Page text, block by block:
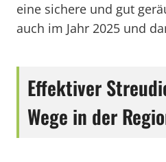
eine sichere und gut
auch im Jahr 2025 und
Effektiver
Wege in der